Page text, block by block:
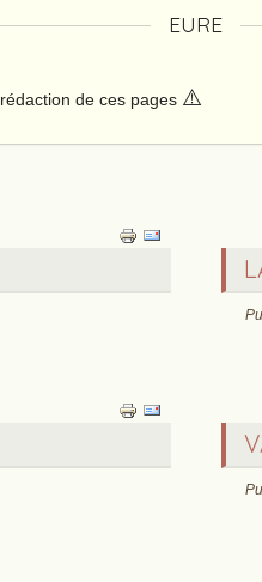
EURE
de ces pages ⚠️